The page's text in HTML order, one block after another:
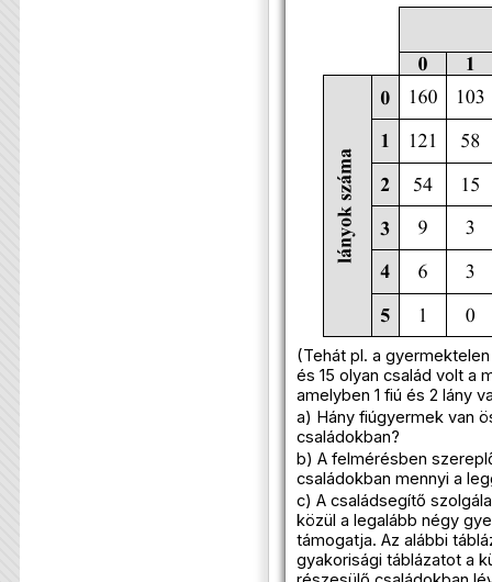
(Tehát pl. a
és 15 olyan család volt a
amelyben 1 fiú és 2 lány
a) Hány fiúgyermek van
családokban?
b) A felmérésben
családokban mennyi a
c) A családsegítő
közül a legalább négy
támogatja. Az alábbi
gyakorisági táblázatot a